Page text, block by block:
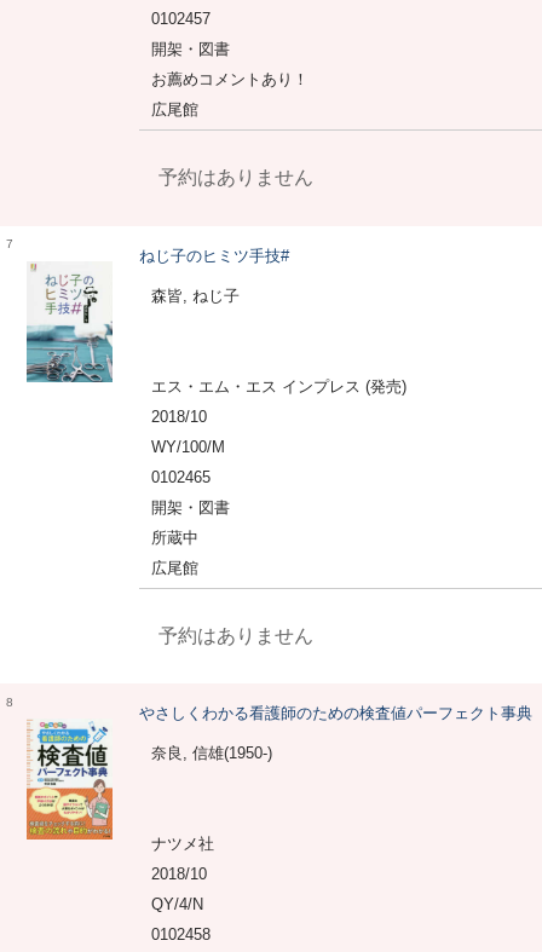
0102457
開架・図書
お薦めコメントあり！
広尾館
予約はありません
7
ねじ子のヒミツ手技#
森皆, ねじ子
エス・エム・エス インプレス (発売)
2018/10
WY/100/M
0102465
開架・図書
所蔵中
広尾館
予約はありません
8
やさしくわかる看護師のための検査値パーフェクト事典
奈良, 信雄(1950-)
ナツメ社
2018/10
QY/4/N
0102458